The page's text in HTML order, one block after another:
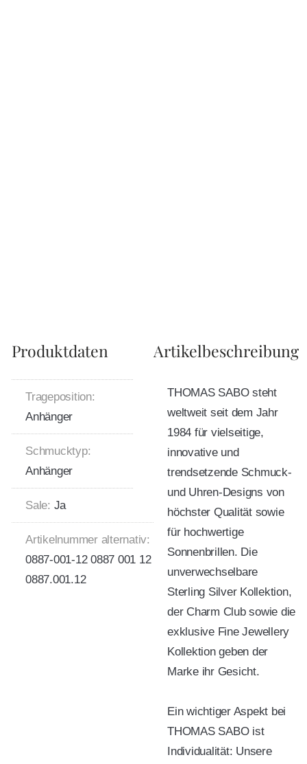
Produktdaten
Trageposition:
Anhänger
Schmucktyp:
Anhänger
Sale: Ja
Artikelnummer alternativ:
0887-001-12 0887 001 12
0887.001.12
Artikelbeschreibung
THOMAS SABO steht
weltweit seit dem Jahr
1984 für vielseitige,
innovative und
trendsetzende Schmuck-
und Uhren-Designs von
höchster Qualität sowie
für hochwertige
Sonnenbrillen. Die
unverwechselbare
Sterling Silver Kollektion,
der Charm Club sowie die
exklusive Fine Jewellery
Kollektion geben der
Marke ihr Gesicht.
Ein wichtiger Aspekt bei
THOMAS SABO ist
Individualität: Unsere